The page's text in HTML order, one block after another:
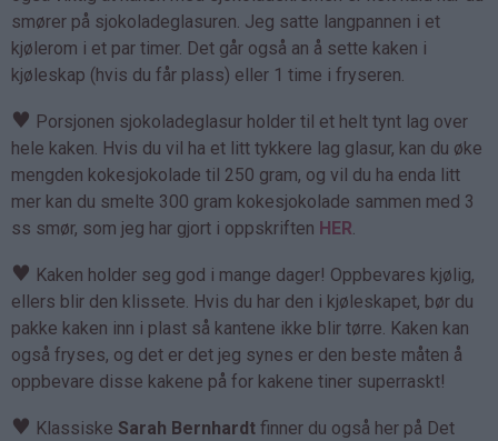
smører på sjokoladeglasuren. Jeg satte langpannen i et
kjølerom i et par timer. Det går også an å sette kaken i
kjøleskap (hvis du får plass) eller 1 time i fryseren.
♥ Porsjonen sjokoladeglasur holder til et helt tynt lag over
hele kaken. Hvis du vil ha et litt tykkere lag glasur, kan du øke
mengden kokesjokolade til 250 gram, og vil du ha enda litt
mer kan du smelte 300 gram kokesjokolade sammen med 3
ss smør, som jeg har gjort i oppskriften HER.
♥ Kaken holder seg god i mange dager! Oppbevares kjølig,
ellers blir den klissete. Hvis du har den i kjøleskapet, bør du
pakke kaken inn i plast så kantene ikke blir tørre. Kaken kan
også fryses, og det er det jeg synes er den beste måten å
oppbevare disse kakene på for kakene tiner superraskt!
♥ Klassiske Sarah Bernhardt finner du også her på Det